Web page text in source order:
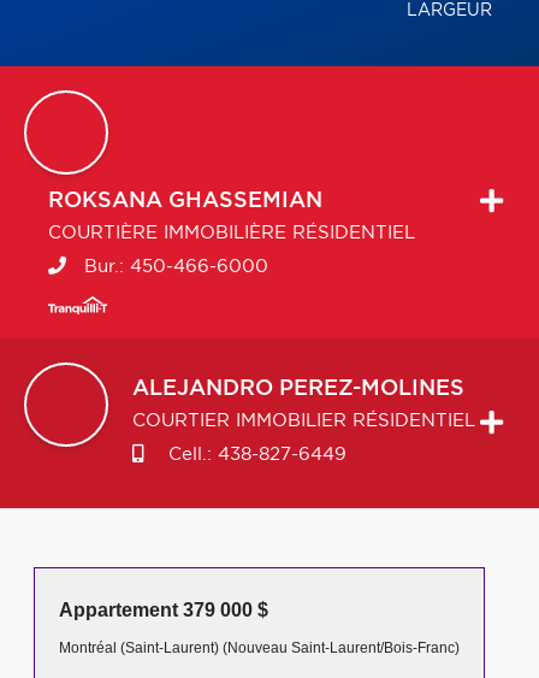
LARGEUR
ROKSANA GHASSEMIAN
COURTIÈRE IMMOBILIÈRE RÉSIDENTIEL
Bur.: 450-466-6000
ALEJANDRO PEREZ-MOLINES
COURTIER IMMOBILIER RÉSIDENTIEL
Cell.: 438-827-6449
Appartement 379 000 $
Montréal (Saint-Laurent) (Nouveau Saint-Laurent/Bois-Franc)